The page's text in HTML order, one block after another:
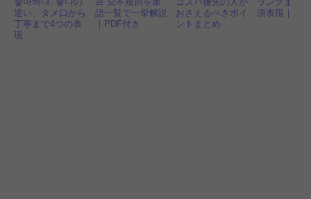
違い、タメ口から
丁寧まで4つの表
現
語一覧で一挙解説
｜PDF付き
おさえるべきポイ
ントまとめ
須表現｜音